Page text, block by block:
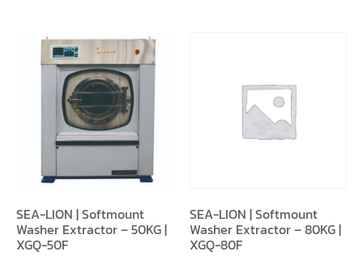
SEA-LION | Softmount
Washer Extractor – 50KG |
XGQ-50F
SEA-LION | Softmount
Washer Extractor – 80KG |
XGQ-80F